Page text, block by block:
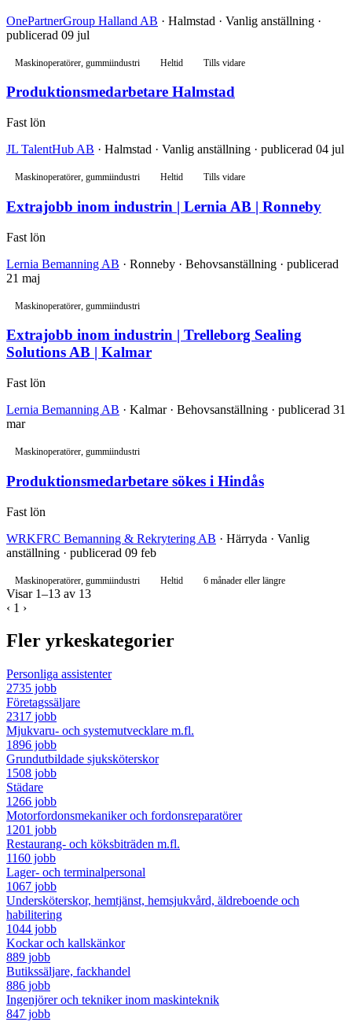
OnePartnerGroup Halland AB · Halmstad · Vanlig anställning ·
publicerad 09 jul
Maskinoperatörer, gummiindustri Heltid Tills vidare
Produktionsmedarbetare Halmstad
Fast lön
JL TalentHub AB · Halmstad · Vanlig anställning · publicerad 04 jul
Maskinoperatörer, gummiindustri Heltid Tills vidare
Extrajobb inom industrin | Lernia AB | Ronneby
Fast lön
Lernia Bemanning AB · Ronneby · Behovsanställning · publicerad
21 maj
Maskinoperatörer, gummiindustri
Extrajobb inom industrin | Trelleborg Sealing
Solutions AB | Kalmar
Fast lön
Lernia Bemanning AB · Kalmar · Behovsanställning · publicerad 31
mar
Maskinoperatörer, gummiindustri
Produktionsmedarbetare sökes i Hindås
Fast lön
WRKFRC Bemanning & Rekrytering AB · Härryda · Vanlig
anställning · publicerad 09 feb
Maskinoperatörer, gummiindustri Heltid 6 månader eller längre
Visar 1–13 av 13
‹ 1 ›
Fler yrkeskategorier
Personliga assistenter
2735 jobb
Företagssäljare
2317 jobb
Mjukvaru- och systemutvecklare m.fl.
1896 jobb
Grundutbildade sjuksköterskor
1508 jobb
Städare
1266 jobb
Motorfordonsmekaniker och fordonsreparatörer
1201 jobb
Restaurang- och köksbiträden m.fl.
1160 jobb
Lager- och terminalpersonal
1067 jobb
Undersköterskor, hemtjänst, hemsjukvård, äldreboende och
habilitering
1044 jobb
Kockar och kallskänkor
889 jobb
Butikssäljare, fackhandel
886 jobb
Ingenjörer och tekniker inom maskinteknik
847 jobb